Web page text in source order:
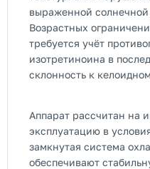
выраженной солнечной
Возрастных
требуется учёт
изотретиноина в
склонность к
Аппарат рассчитан на
эксплуатацию в
замкнутая система
обеспечивают